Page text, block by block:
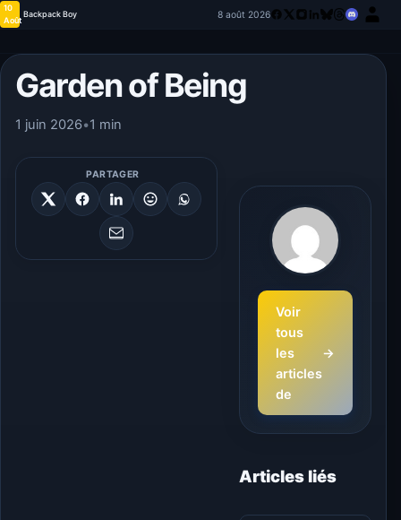
10
Août
Backpack Boy 8 août 2026
Garden of Being
1 juin 2026•1 min
PARTAGER
Voir
tous
les
articles
de
→
Articles liés